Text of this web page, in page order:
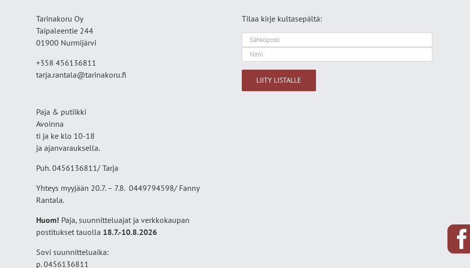
Tarinakoru Oy
Taipaleentie 244
01900 Nurmijärvi
+358 456136811
tarja.rantala@tarinakoru.fi
Paja & putiikki
Avoinna
ti ja ke klo 10-18
ja ajanvarauksella.
Puh. 0456136811/ Tarja
Yhteys myyjään 20.7. – 7.8. 0449794598/ Fanny
Rantala.
Huom! Paja, suunnitteluajat ja verkkokaupan
postitukset tauolla 18.7.-10.8.2026
Sovi suunnitteluaika:
p. 0456136811
Tilaa kirje kultasepältä: